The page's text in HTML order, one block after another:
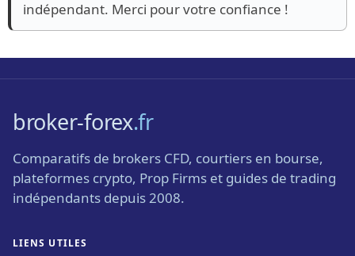
indépendant. Merci pour votre confiance !
broker-forex.fr
Comparatifs de brokers CFD, courtiers en bourse,
plateformes crypto, Prop Firms et guides de trading
indépendants depuis 2008.
LIENS UTILES